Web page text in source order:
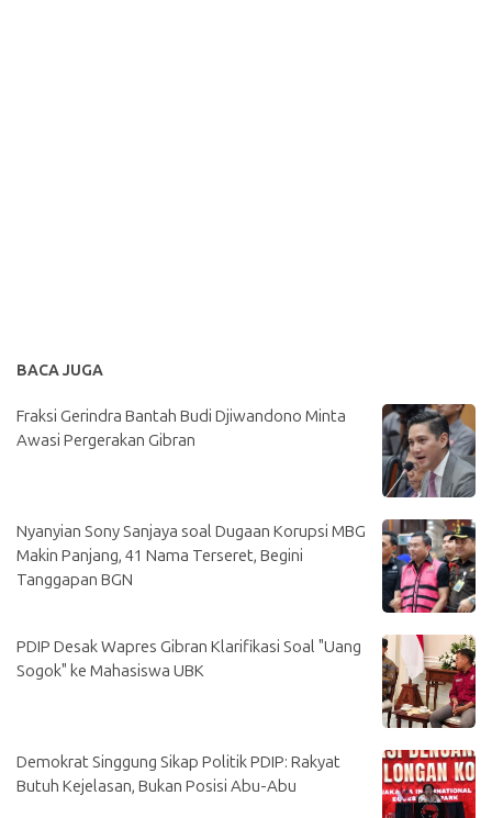
BACA JUGA
Fraksi Gerindra Bantah Budi Djiwandono Minta
Awasi Pergerakan Gibran
Nyanyian Sony Sanjaya soal Dugaan Korupsi MBG
Makin Panjang, 41 Nama Terseret, Begini
Tanggapan BGN
PDIP Desak Wapres Gibran Klarifikasi Soal "Uang
Sogok" ke Mahasiswa UBK
Demokrat Singgung Sikap Politik PDIP: Rakyat
Butuh Kejelasan, Bukan Posisi Abu-Abu